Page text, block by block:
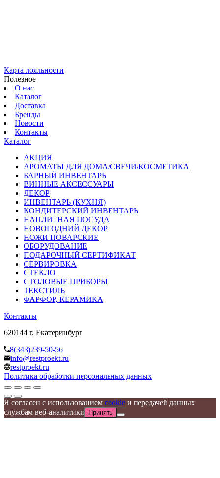
Карта лояльности
Полезное
О нас
Каталог
Доставка
Бренды
Новости
Контакты
Каталог
АКЦИЯ
АРОМАТЫ ДЛЯ ДОМА/СВЕЧИ/КОСМЕТИКА
БАРНЫЙ ИНВЕНТАРЬ
ВИННЫЕ АКСЕССУАРЫ
ДЕКОР
ИНВЕНТАРЬ (КУХНЯ)
КОНДИТЕРСКИЙ ИНВЕНТАРЬ
НАПЛИТНАЯ ПОСУДА
НОВОГОДНИЙ ДЕКОР
НОЖИ ПОВАРСКИЕ
ОБОРУДОВАНИЕ
ПОДАРОЧНЫЙ СЕРТИФИКАТ
СЕРВИРОВКА
СТЕКЛО
СТОЛОВЫЕ ПРИБОРЫ
ТЕКСТИЛЬ
ФАРФОР, КЕРАМИКА
Контакты
620144 г. Екатеринбург
8(343)239-50-56
info@restproekt.ru
restproekt.ru
Политика обработки персональных данных
Я согласен с использованием cookie и передачей данных
службам веб-аналитики
Принять